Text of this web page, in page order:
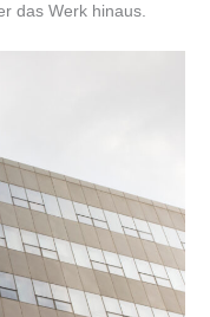
das Werk hinaus.